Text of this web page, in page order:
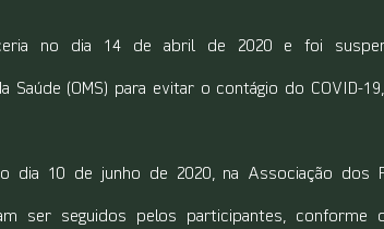
no dia 14 de abril de 2020 e foi
Saúde (OMS) para evitar o contágio do COVID-
dia 10 de junho de 2020, na Associação dos
ser seguidos pelos participantes, conforme o